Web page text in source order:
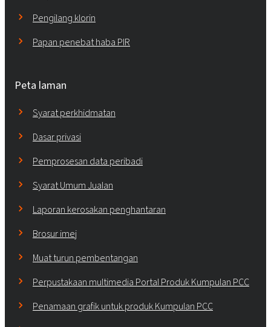
Pengilang klorin
Papan penebat haba PIR
Peta laman
Syarat perkhidmatan
Dasar privasi
Pemprosesan data peribadi
Syarat Umum Jualan
Laporan kerosakan penghantaran
Brosur imej
Muat turun pembentangan
Perpustakaan multimedia Portal Produk Kumpulan PCC
Penamaan grafik untuk produk Kumpulan PCC